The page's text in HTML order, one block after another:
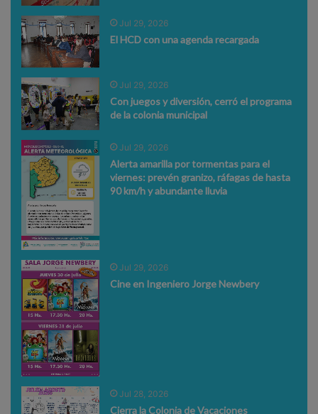
Jul 29, 2026
El HCD con una agenda recargada
Jul 29, 2026
Con juegos y diversión, cerró el programa
de la colonia municipal
Jul 29, 2026
Alerta amarilla por tormentas para el
viernes: prevén granizo, ráfagas de hasta
90 km/h y abundante lluvia
Jul 29, 2026
Cine en Ingeniero Jorge Newbery
Jul 28, 2026
Cierra la Colonia de Vacaciones